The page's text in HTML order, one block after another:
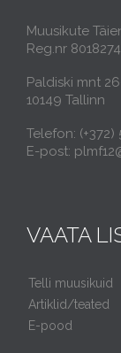
Muusikute
Reg.nr
Paldiski mnt
10149 Tallinn
Telefon: (+372)
E-post:
VAATA
Telli muusikuid
Artiklid/teated
E-pood